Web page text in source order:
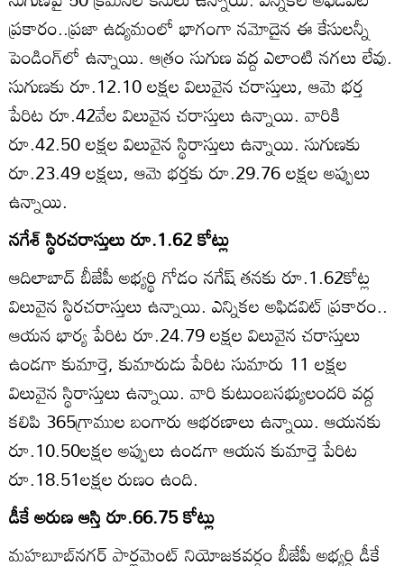
ప్రకారం..ప్రజా ఉద్యమంలో భాగంగా నమోదైన ఈ కేసులన్నీ
పెండింగ్‌లో ఉన్నాయి. ఆత్రం సుగుణ వద్ద ఎలాంటి నగలు లేవు.
సుగుణకు రూ.12.10 లక్షల విలువైన చరాస్తులు, ఆమె భర్త
పేరిట రూ.42వేల విలువైన చరాస్తులు ఉన్నాయి. వారికి
రూ.42.50 లక్షల విలువైన స్థిరాస్తులు ఉన్నాయి. సుగుణకు
రూ.23.49 లక్షలు, ఆమె భర్తకు రూ.29.76 లక్షల అప్పులు
ఉన్నాయి.
నగేశ్‌ స్థిరచరాస్తులు రూ.1.62 కోట్లు
ఆదిలాబాద్‌ బీజేపీ అభ్యర్థి గోడం నగేష్‌ తనకు రూ.1.62కోట్ల
విలువైన స్థిరచరాస్తులు ఉన్నాయి. ఎన్నికల అఫిడవిట్‌ ప్రకారం..
ఆయన భార్య పేరిట రూ.24.79 లక్షల విలువైన చరాస్తులు
ఉండగా కుమార్తె, కుమారుడు పేరిట సుమారు 11 లక్షల
విలువైన స్థిరాస్తులు ఉన్నాయి. వారి కుటుంబసభ్యులందరి వద్ద
కలిపి 365గ్రాముల బంగారు ఆభరణాలు ఉన్నాయి. ఆయనకు
రూ.10.50లక్షల అప్పులు ఉండగా ఆయన కుమార్తె పేరిట
రూ.18.51లక్షల రుణం ఉంది.
డీకే అరుణ ఆస్తి రూ.66.75 కోట్లు
మహబూబ్‌నగర్‌ పార్లమెంట్‌ నియోజకవర్గం బీజేపీ అభ్యర్థి డీకే